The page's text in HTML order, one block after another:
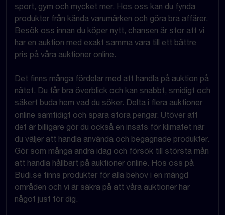
sport, gym och mycket mer. Hos oss kan du fynda
produkter från kända varumärken och göra bra affärer.
Besök oss innan du köper nytt, chansen är stor att vi
har en auktion med exakt samma vara till ett bättre
pris på våra auktioner online.
Det finns många fördelar med att handla på auktion på
nätet. Du får bra överblick och kan snabbt, smidigt och
säkert buda hem vad du söker. Delta i flera auktioner
online samtidigt och spara stora pengar. Utöver att
det är billigare gör du också en insats för klimatet när
du väljer att handla använda och begagnade produkter.
Gör som många andra idag och försök till största mån
att handla hållbart på auktioner online. Hos oss på
Budi.se finns produkter för alla behov i en mängd
områden och vi är säkra på att våra auktioner har
något just för dig.